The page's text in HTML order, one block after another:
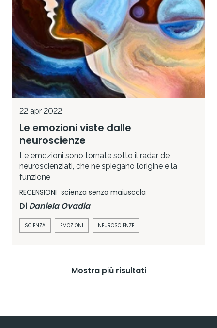
22 apr 2022
Le emozioni viste dalle
neuroscienze
Le emozioni sono tornate sotto il radar dei
neuroscienziati, che ne spiegano l’origine e la
funzione
RECENSIONI scienza senza maiuscola
Di Daniela Ovadia
SCIENZA EMOZIONI NEUROSCIENZE
Mostra più risultati